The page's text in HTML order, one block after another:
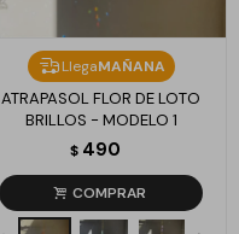
LlegaMAÑANA
ATRAPASOL FLOR DE LOTO
BRILLOS - MODELO 1
$ 490